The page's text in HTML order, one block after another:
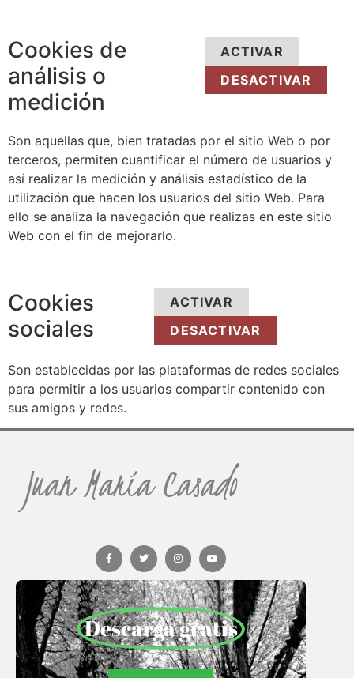
Cookies de
análisis o
medición
ACTIVAR
DESACTIVAR
Son aquellas que, bien tratadas por el sitio Web o por
terceros, permiten cuantificar el número de usuarios y
así realizar la medición y análisis estadístico de la
utilización que hacen los usuarios del sitio Web. Para
ello se analiza la navegación que realizas en este sitio
Web con el fin de mejorarlo.
Cookies
sociales
ACTIVAR
DESACTIVAR
Son establecidas por las plataformas de redes sociales
para permitir a los usuarios compartir contenido con
sus amigos y redes.
Juan María Casado
Descarga gratis